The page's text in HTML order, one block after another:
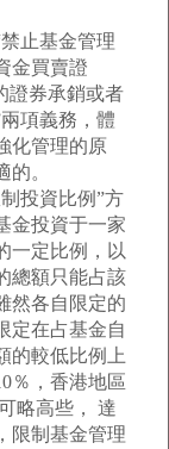
止基金管理
金買賣證
證券承銷或者
項義務，體
化管理的原
。
投資比例”方
金投資于一家
一定比例，以
總額只能占該
然各自限定的
定在占基金自
的較低比例上
％，香港地區
略高些， 達
限制基金管理